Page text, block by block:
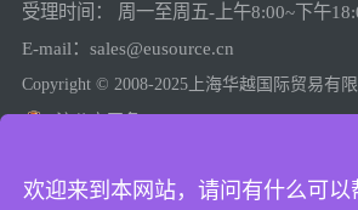
受理时间： 周一至周五-上午8:00~下午
E-mail：sales@eusource.cn
Copyright © 2008-2025上海华越国际贸易有
欢迎来到本网站，请问有什么可以